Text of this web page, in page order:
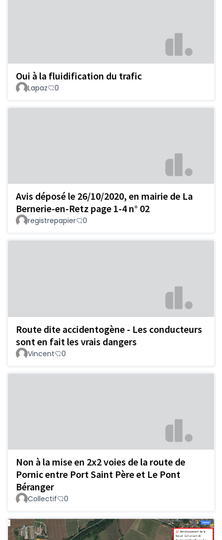
Oui à la fluidification du trafic
Lapaz 0
Avis déposé le 26/10/2020, en mairie de La
Bernerie-en-Retz page 1-4 n° 02
registrepapier 0
Route dite accidentogène - Les conducteurs
sont en fait les vrais dangers
Vincent 0
Non à la mise en 2x2 voies de la route de
Pornic entre Port Saint Père et Le Pont
Béranger
Collectif 0